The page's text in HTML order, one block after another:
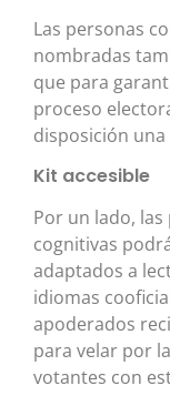
Las personas
nombradas
que para
proceso
disposición
Kit accesible
Por un lado,
cognitivas
adaptados a
idiomas
apoderados
para velar por
votantes con